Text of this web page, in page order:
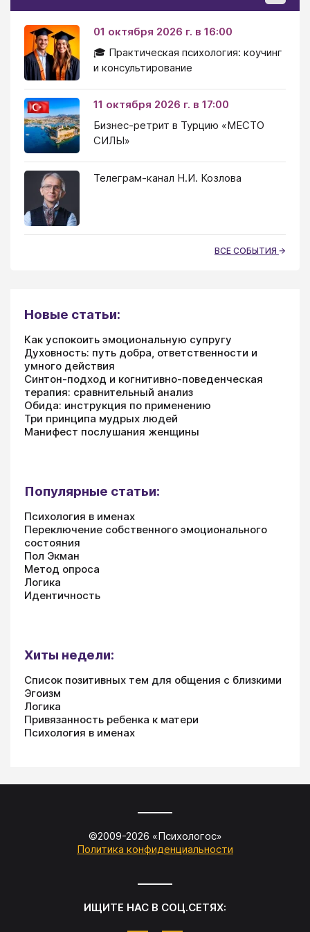
01 октября 2026 г. в 16:00
🎓 Практическая психология: коучинг
и консультирование
11 октября 2026 г. в 17:00
Бизнес-ретрит в Турцию «МЕСТО
СИЛЫ»
Телеграм-канал Н.И. Козлова
ВСЕ СОБЫТИЯ
Новые статьи:
Как успокоить эмоциональную супругу
Духовность: путь добра, ответственности и
умного действия
Синтон-подход и когнитивно-поведенческая
терапия: сравнительный анализ
Обида: инструкция по применению
Три принципа мудрых людей
Манифест послушания женщины
Популярные статьи:
Психология в именах
Переключение собственного эмоционального
состояния
Пол Экман
Метод опроса
Логика
Идентичность
Хиты недели:
Список позитивных тем для общения с близкими
Эгоизм
Логика
Привязанность ребенка к матери
Психология в именах
©2009-2026 «Психологос»
Политика конфиденциальности
ИЩИТЕ НАС В СОЦ.СЕТЯХ: